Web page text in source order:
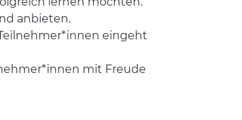
anbieten.
eingeht
mit Freude